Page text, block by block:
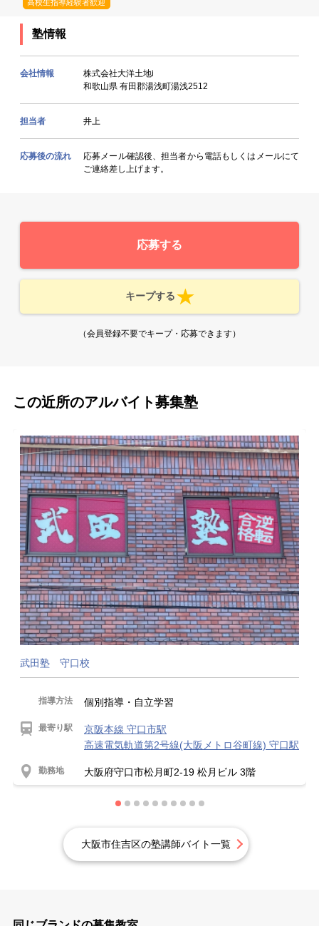
高校生指導経験者歓迎
塾情報
会社情報
株式会社大洋土地i
和歌山県 有田郡湯浅町湯浅2512
担当者 井上
応募後の流れ
応募メール確認後、担当者から電話もしくはメールにて
ご連絡差し上げます。
応募する
キープする
（会員登録不要でキープ・応募できます）
この近所のアルバイト募集塾
武田塾 守口校
指導方法 個別指導・自立学習
最寄り駅
京阪本線 守口市駅
高速電気軌道第2号線(大阪メトロ谷町線) 守口駅
勤務地 大阪府守口市松月町2-19 松月ビル 3階
大阪市住吉区の塾講師バイト一覧